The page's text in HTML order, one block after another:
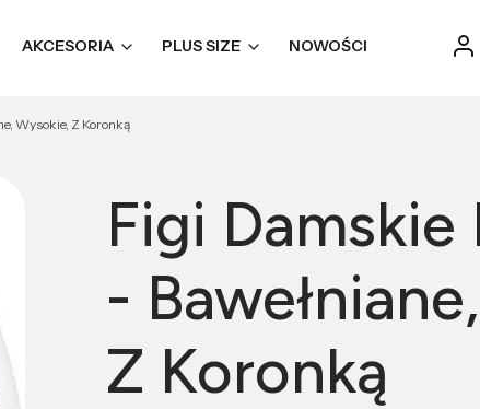
AKCESORIA PLUS SIZE NOWOŚCI
Wysokie, Z Koronką
Figi Damskie
-
Z Koronką